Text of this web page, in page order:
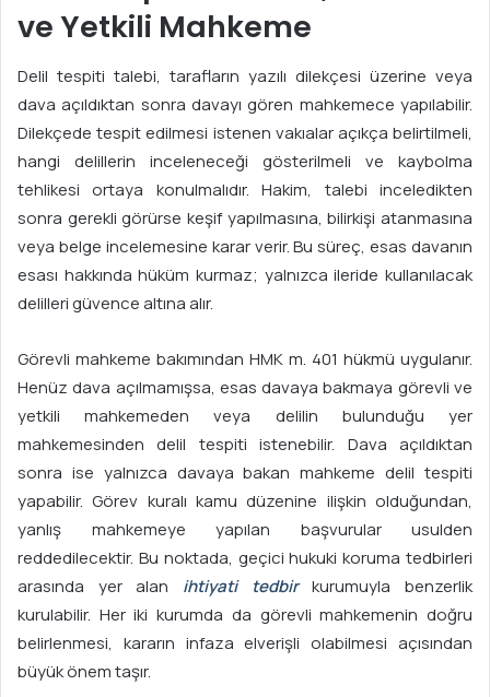
ve Yetkili Mahkeme
Delil tespiti talebi, tarafların yazılı dilekçesi üzerine veya
dava açıldıktan sonra davayı gören mahkemece yapılabilir.
Dilekçede tespit edilmesi istenen vakıalar açıkça belirtilmeli,
hangi delillerin inceleneceği gösterilmeli ve kaybolma
tehlikesi ortaya konulmalıdır. Hakim, talebi inceledikten
sonra gerekli görürse keşif yapılmasına, bilirkişi atanmasına
veya belge incelemesine karar verir. Bu süreç, esas davanın
esası hakkında hüküm kurmaz; yalnızca ileride kullanılacak
delilleri güvence altına alır.
Görevli mahkeme bakımından HMK m. 401 hükmü uygulanır.
Henüz dava açılmamışsa, esas davaya bakmaya görevli ve
yetkili mahkemeden veya delilin bulunduğu yer
mahkemesinden delil tespiti istenebilir. Dava açıldıktan
sonra ise yalnızca davaya bakan mahkeme delil tespiti
yapabilir. Görev kuralı kamu düzenine ilişkin olduğundan,
yanlış mahkemeye yapılan başvurular usulden
reddedilecektir. Bu noktada, geçici hukuki koruma tedbirleri
arasında yer alan ihtiyati tedbirkurumuyla benzerlik
kurulabilir. Her iki kurumda da görevli mahkemenin doğru
belirlenmesi, kararın infaza elverişli olabilmesi açısından
büyük önem taşır.